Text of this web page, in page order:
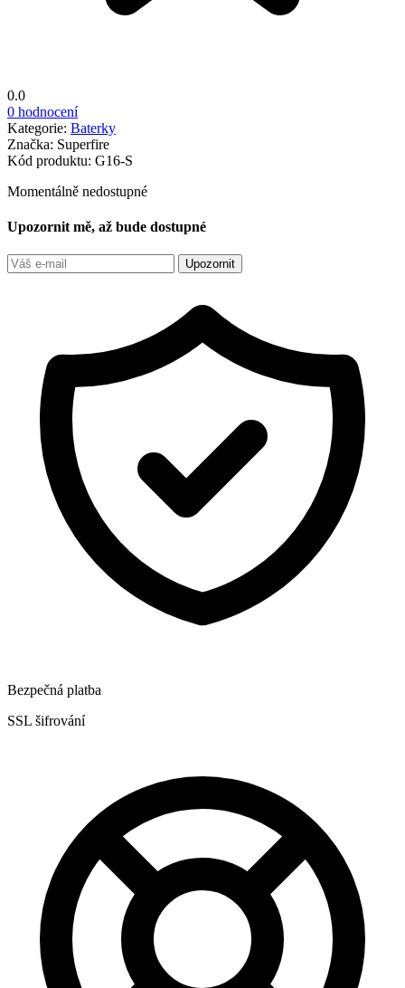
0.0
0 hodnocení
Kategorie: Baterky
Značka: Superfire
Kód produktu: G16-S
Momentálně nedostupné
Upozornit mě, až bude dostupné
Upozornit
Bezpečná platba
SSL šifrování